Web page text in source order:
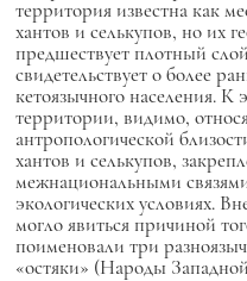
территория известна как
хантов и селькупов, но их
предшествует плотный
свидетельствует о более
кетоязычного населения. К
территории, видимо,
антропологической
хантов и селькупов,
межнациональными
экологических условиях.
могло явиться причиной
поименовали три
«остяки» (Народы